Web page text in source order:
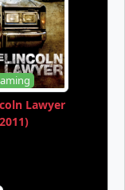
Lawyer